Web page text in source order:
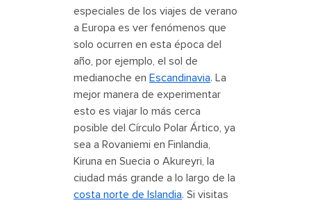
especiales de los viajes de verano
a Europa es ver fenómenos que
solo ocurren en esta época del
año, por ejemplo, el sol de
medianoche en Escandinavia. La
mejor manera de experimentar
esto es viajar lo más cerca
posible del Círculo Polar Ártico, ya
sea a Rovaniemi en Finlandia,
Kiruna en Suecia o Akureyri, la
ciudad más grande a lo largo de la
costa norte de Islandia. Si visitas